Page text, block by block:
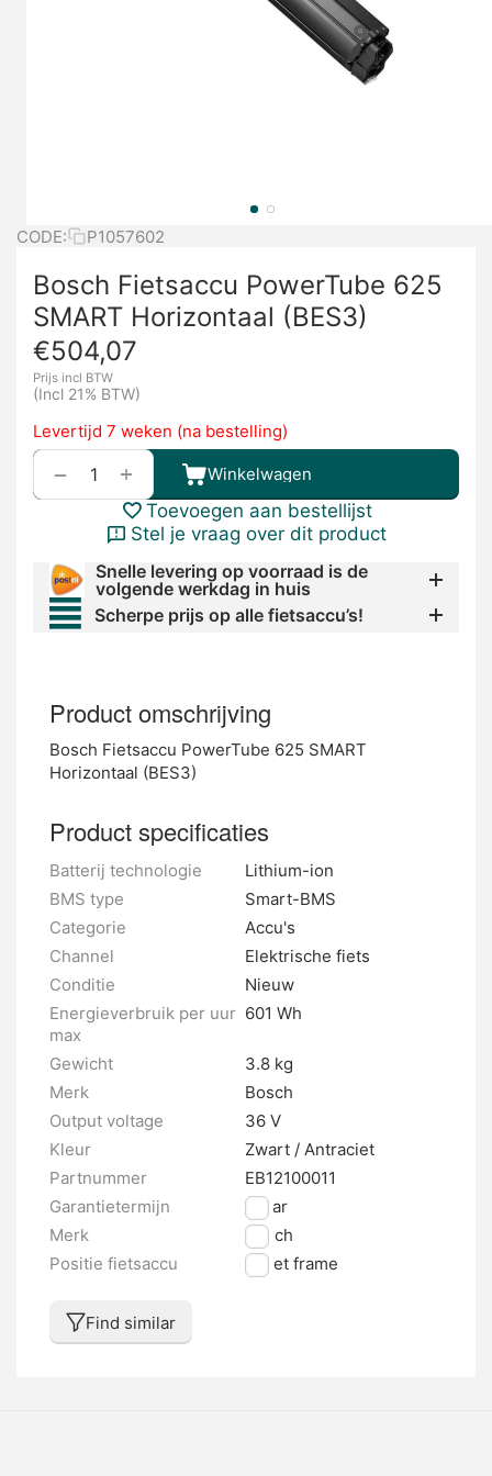
CODE: P1057602
Bosch Fietsaccu PowerTube 625
SMART Horizontaal (BES3)
€504,07
Prijs incl BTW
(Incl 21% BTW)
Levertijd 7 weken (na bestelling)
+
− Winkelwagen
Toevoegen aan bestellijst
Stel je vraag over dit product
Snelle levering op voorraad is de
volgende werkdag in huis
Scherpe prijs op alle fietsaccu’s!
Product omschrijving
Bosch Fietsaccu PowerTube 625 SMART
Horizontaal (BES3)
Product specificaties
Batterij technologie
Lithium-ion
BMS type
Smart-BMS
Categorie
Accu's
Channel
Elektrische fiets
Conditie
Nieuw
Energieverbruik per uur
max
601 Wh
Gewicht
3.8 kg
Merk
Bosch
Output voltage
36 V
Kleur
Zwart / Antraciet
Partnummer
EB12100011
Garantietermijn
2 jaar
Merk
Bosch
Positie fietsaccu
In het frame
Find similar